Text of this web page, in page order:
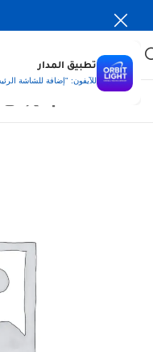
تطبيق المدار
للآيفون: "إضافة للشاشة